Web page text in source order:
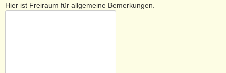
Alle von Ihnen angegebenen Daten unterliegen der
Hier ist Freiraum für allgemeine Bemerkungen.